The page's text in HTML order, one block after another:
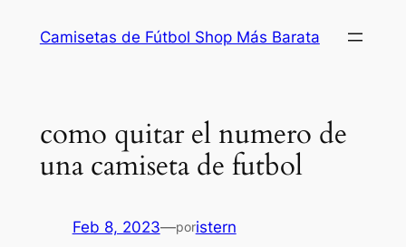
Camisetas de Fútbol Shop Más Barata
como quitar el numero de
una camiseta de futbol
Feb 8, 2023—poristern